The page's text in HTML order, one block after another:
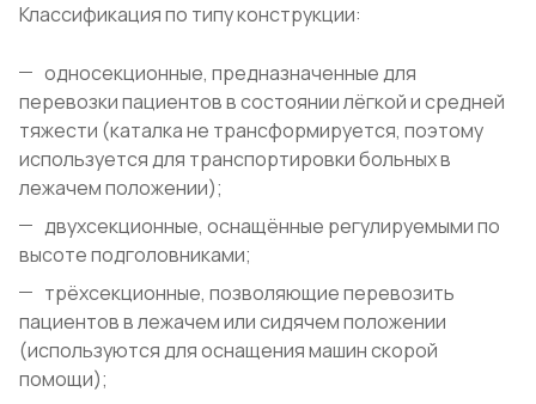
Классификация по типу конструкции:
односекционные, предназначенные для
перевозки пациентов в состоянии лёгкой и средней
тяжести (каталка не трансформируется, поэтому
используется для транспортировки больных в
лежачем положении);
двухсекционные, оснащённые регулируемыми по
высоте подголовниками;
трёхсекционные, позволяющие перевозить
пациентов в лежачем или сидячем положении
(используются для оснащения машин скорой
помощи);